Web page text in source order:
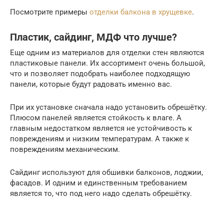
Посмотрите примеры отделки балкона в хрущевке.
Пластик, сайдинг, МДФ что лучше?
Еще одним из материалов для отделки стен являются
пластиковые панели. Их ассортимент очень большой,
что и позволяет подобрать наиболее подходящую
панели, которые будут радовать именно вас.
При их установке сначала надо установить обрешётку.
Плюсом панелей является стойкость к влаге. А
главным недостатком является не устойчивость к
повреждениям и низким температурам. А также к
повреждениям механическим.
Сайдинг используют для обшивки балконов, лоджии,
фасадов. И одним и единственным требованием
является то, что под него надо сделать обрешётку.